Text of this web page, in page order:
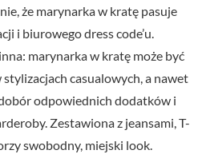
że marynarka w kratę pasuje
i biurowego dress code’u.
marynarka w kratę może być
casualowych, a nawet
odpowiednich dodatków i
Zestawiona z jeansami, T-
swobodny, miejski look.